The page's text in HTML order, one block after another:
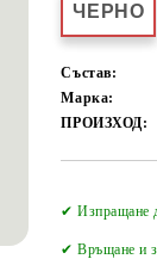
ЧЕРНО
Състав:
Марка:
ПРОИЗХОД:
✔ Изпращане
✔ Връщане и